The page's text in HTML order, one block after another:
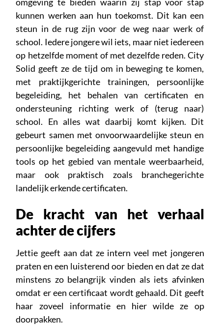
kunnen werken aan hun toekomst. Dit kan een
steun in de rug zijn voor de weg naar werk of
school. Iedere jongere wil iets, maar niet iedereen
op hetzelfde moment of met dezelfde reden. City
Solid geeft ze de tijd om in beweging te komen,
met praktijkgerichte trainingen, persoonlijke
begeleiding, het behalen van certificaten en
ondersteuning richting werk of (terug naar)
school. En alles wat daarbij komt kijken. Dit
gebeurt samen met onvoorwaardelijke steun en
persoonlijke begeleiding aangevuld met handige
tools op het gebied van mentale weerbaarheid,
maar ook praktisch zoals branchegerichte
landelijk erkende certificaten.
De kracht van het verhaal
achter de cijfers
Jettie geeft aan dat ze intern veel met jongeren
praten en een luisterend oor bieden en dat ze dat
minstens zo belangrijk vinden als iets afvinken
omdat er een certificaat wordt gehaald. Dit geeft
haar zoveel informatie en hier wilde ze op
doorpakken.